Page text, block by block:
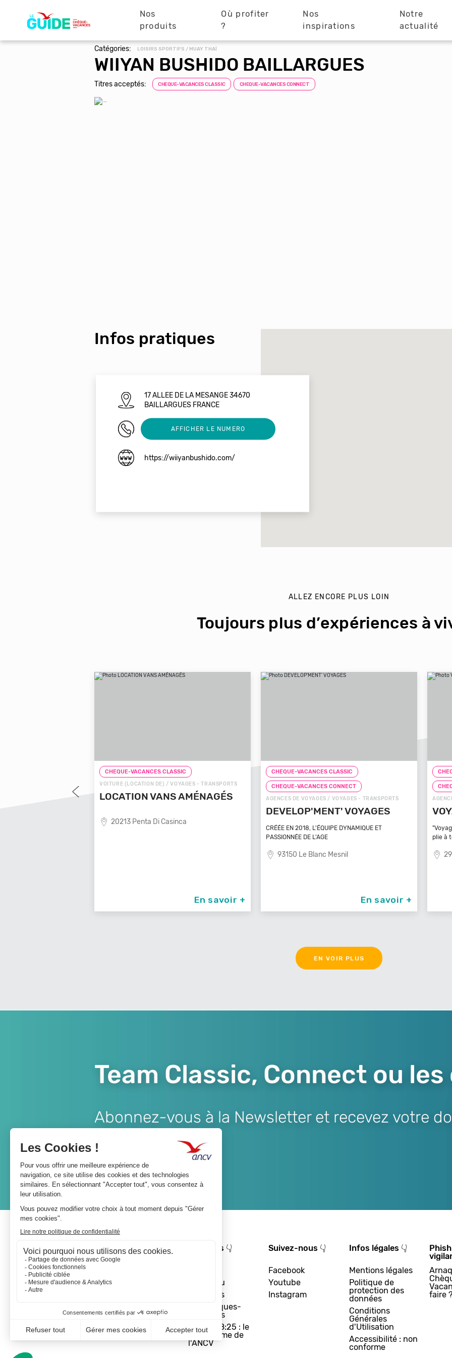
principale
Nos
produits
Où profiter
?
Nos
inspirations
Notre
actualité
Catégories: LOISIRS SPORTIFS / MUAY THAÏ
WIIYAN BUSHIDO BAILLARGUES
Titres acceptés: CHEQUE-VACANCES CLASSIC CHEQUE-VACANCES CONNECT
Infos pratiques
17 ALLEE DE LA MESANGE 34670
BAILLARGUES FRANCE
0679681632AFFICHER LE NUMERO
https://wiiyanbushido.com/
ALLEZ ENCORE PLUS LOIN
Toujours plus d’expériences à
CHEQUE-VACANCES CLASSIC
VOITURE (LOCATION DE) / VOYAGES - TRANSPORTS
LOCATION VANS AMÉNAGÉS
20213 Penta Di Casinca
CHEQUE-VACANCES CLASSIC
CHEQUE-VACANCES CONNECT
AGENCES DE VOYAGES / VOYAGES - TRANSPORTS
DEVELOP'MENT' VOYAGES
CRÉÉE EN 2018, L'ÉQUIPE DYNAMIQUE ET
93150 Le Blanc Mesnil
CHEQUE-VACANCES
CHEQUE-VACANCES
AGENCES DE VOYAGES /
VOYAGEZ VOS
"Voyagez vos rêves -
29100 Poullan Sur
EN VOIR PLUS
Team Classic, Connect ou les
Abonnez-vous à la Newsletter et recevez votre
A propos 👇
Le réseau
Les actus
Les Chèques-
Vacances
Départ 18:25 : le
programme de
l'ANCV
Suivez-nous 👇
Facebook
Youtube
Instagram
Infos légales 👇
Mentions légales
Politique de
protection des
données
Conditions
Générales
d'Utilisation
Accessibilité : non
conforme
faire